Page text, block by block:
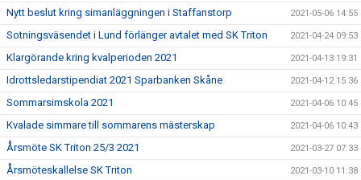
Nytt beslut kring simanläggningen i Staffanstorp 2021-05-06 14:55
Sotningsväsendet i Lund förlänger avtalet med SK Triton 2021-04-24 09:53
Klargörande kring kvalperioden 2021 2021-04-13 19:31
Idrottsledarstipendiat 2021 Sparbanken Skåne 2021-04-12 15:36
Sommarsimskola 2021 2021-04-06 10:45
Kvalade simmare till sommarens mästerskap 2021-04-06 10:43
Årsmöte SK Triton 25/3 2021 2021-03-27 07:33
Årsmöteskallelse SK Triton 2021-03-10 11:38